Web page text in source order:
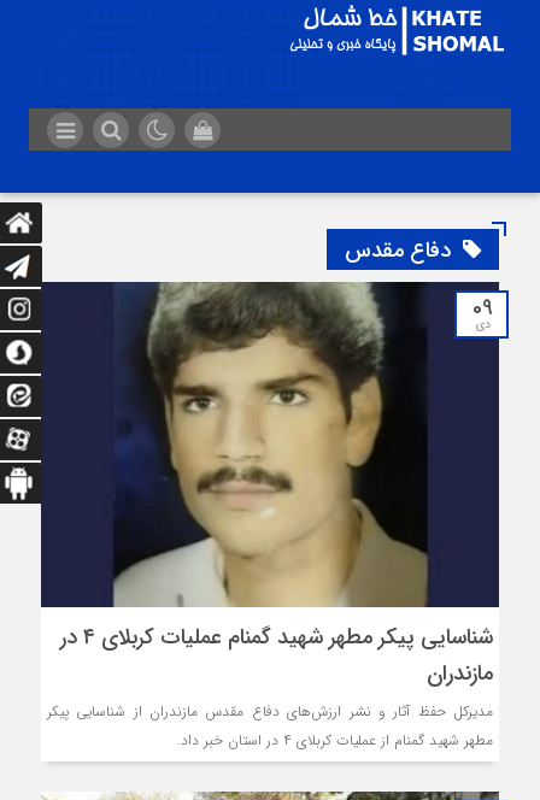
دفاع مقدس
09
دی
شناسایی پیکر مطهر شهید گمنام عملیات کربلای ۴ در
مازندران
مدیرکل حفظ آثار و نشر ارزش‌های دفاع مقدس مازندران از شناسایی پیکر
مطهر شهید گمنام از عملیات کربلای ۴ در استان خبر داد.